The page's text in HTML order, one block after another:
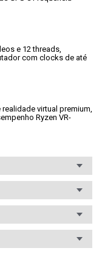
e 12 threads,
com clocks de até
virtual premium,
Ryzen VR-